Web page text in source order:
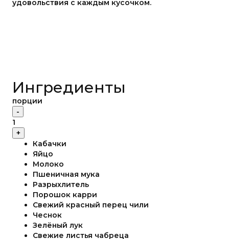
удовольствия с каждым кусочком.
Ингредиенты
порции
-
1
+
Кабачки
Яйцо
Молоко
Пшеничная мука
Разрыхлитель
Порошок карри
Свежий красный перец чили
Чеснок
Зелёный лук
Свежие листья чабреца